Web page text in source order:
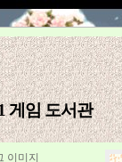
게임 도서관